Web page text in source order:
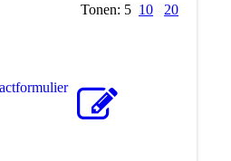
Tonen: 5 10 20